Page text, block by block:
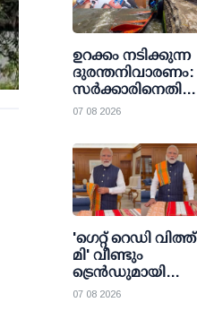
ഉറക്കം നടിക്കുന്ന
ദുരന്തനിവാരണം:
സര്‍ക്കാരിനെതിരെ
രൂക്ഷ
ലത്തീന്‍ സഭയും
മത്സ്യത്തൊഴിലാളി
സംഘടനകളും
07 08 2026
'ഗെറ്റ് റെഡി വിത്ത്
മി' വീണ്ടും
ട്രെന്‍ഡുമായി
ഇന്‍സ്റ്റഗ്രാമില്‍
07 08 2026